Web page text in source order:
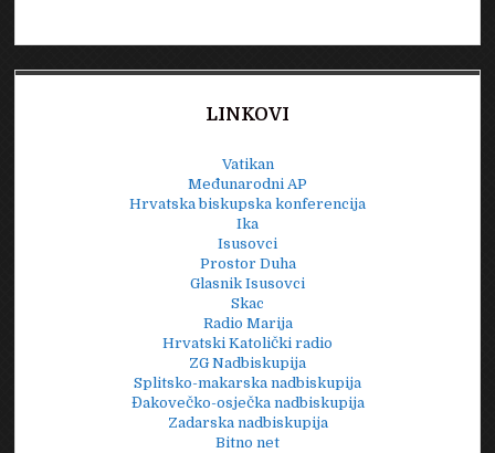
LINKOVI
Vatikan
Međunarodni AP
Hrvatska biskupska konferencija
Ika
Isusovci
Prostor Duha
Glasnik Isusovci
Skac
Radio Marija
Hrvatski Katolički radio
ZG Nadbiskupija
Splitsko-makarska nadbiskupija
Đakovečko-osječka nadbiskupija
Zadarska nadbiskupija
Bitno net